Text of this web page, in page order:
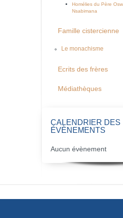
Homélies du Père
Nsabimana
Famille cistercienne
Le monachisme
Ecrits des frères
Médiathèques
CALENDRIER DES
ÉVÈNEMENTS
Aucun évènement